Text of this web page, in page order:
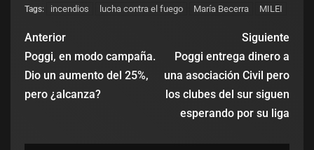
Tags: incendios lucha contra el fuego María Becerra MILEI
Anterior
Poggi, en modo campaña.
Dio un aumento del 25%,
pero ¿alcanza?
Siguiente
Poggi entrega dinero a
una asociación Civil pero
los clubes del sur siguen
esperando por su liga